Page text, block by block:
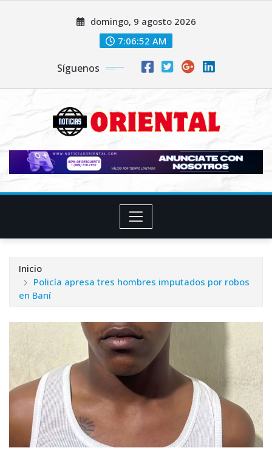
domingo, 9 agosto 2026
7:06:53 AM
Síguenos
Inicio
Policía apresa tres hombres imputados por robos
en Baní